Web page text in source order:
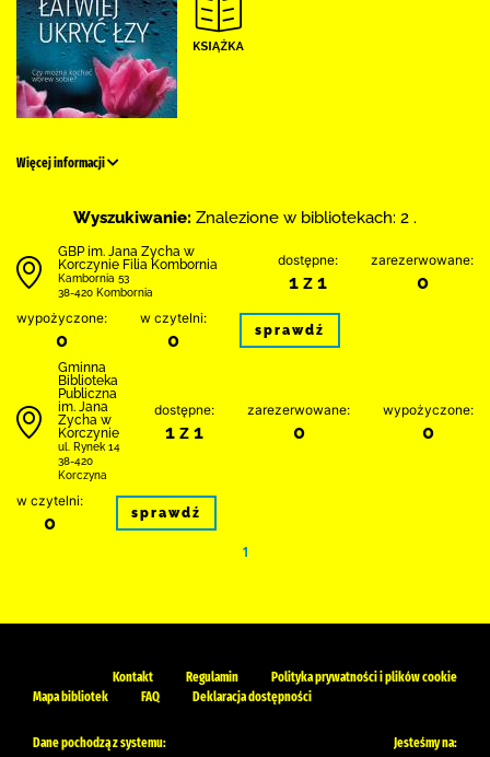
Więcej informacji
Wyszukiwanie: Znalezione w bibliotekach: 2 .
GBP im. Jana Zycha w
Korczynie Filia Kombornia
Kambornia 53
38-420 Kombornia
dostępne:
1 z 1
zarezerwowane:
0
wypożyczone:
0
w czytelni:
0 sprawdź
Gminna
Biblioteka
Publiczna
im. Jana
Zycha w
Korczynie
ul. Rynek 14
38-420
Korczyna
dostępne:
1 z 1
zarezerwowane:
0
wypożyczone:
0
w czytelni:
0 sprawdź
1
Kontakt Regulamin
Polityka prywatności i plików cookie
Mapa bibliotek
FAQ Deklaracja dostępności
Dane pochodzą z systemu: Jesteśmy na: